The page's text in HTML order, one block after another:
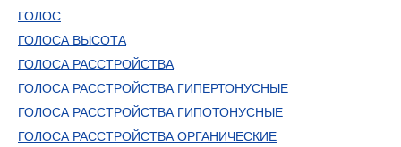
ГОЛОС
ГОЛОСА ВЫСОТА
ГОЛОСА РАССТРОЙСТВА
ГОЛОСА РАССТРОЙСТВА ГИПЕРТОНУСНЫЕ
ГОЛОСА РАССТРОЙСТВА ГИПОТОНУСНЫЕ
ГОЛОСА РАССТРОЙСТВА ОРГАНИЧЕСКИЕ